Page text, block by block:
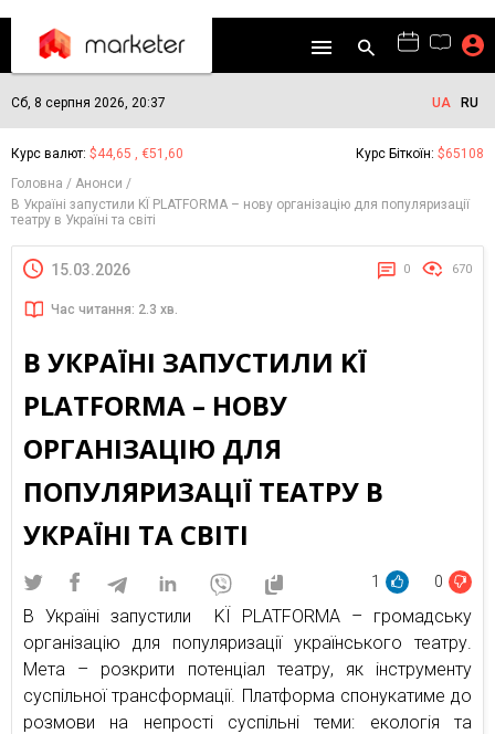
Сб, 8 серпня 2026, 20:37 UA RU
Курс валют: $44,65 , €51,60 Курс Біткоїн: $65108
Головна
Анонси
В Україні запустили KЇ PLATFORMA – нову організацію для популяризації
театру в Україні та світі
15.03.2026 0 670
Час читання: 2.3 хв.
В УКРАЇНІ ЗАПУСТИЛИ KЇ
PLATFORMA – НОВУ
ОРГАНІЗАЦІЮ ДЛЯ
ПОПУЛЯРИЗАЦІЇ ТЕАТРУ В
УКРАЇНІ ТА СВІТІ
1 0
В Україні запустили KЇ PLATFORMA – громадську
організацію для популяризації українського театру.
Мета – розкрити потенціал театру, як інструменту
суспільної трансформації. Платформа спонукатиме до
розмови на непрості суспільні теми: екологія та